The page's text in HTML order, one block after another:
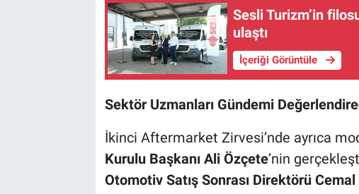
Sesli Turizm’in
ulaştı
İçeriği Görüntüle
Sektör Uzmanları Gündemi
İkinci Aftermarket Zirvesi’nde ayrıca
Kurulu Başkanı Ali Özçete’nin
Otomotiv Satış Sonrası Direktörü